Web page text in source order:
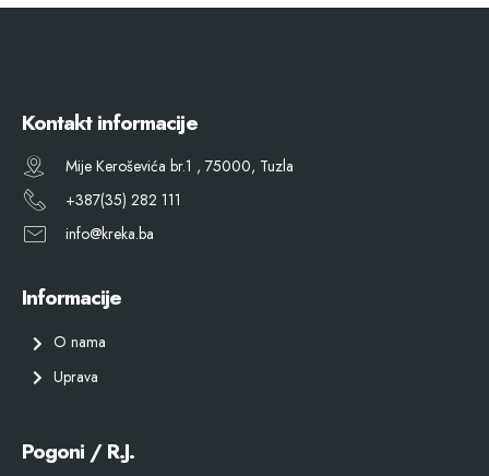
Kontakt informacije
Mije Keroševića br.1 , 75000, Tuzla
+387(35) 282 111
info@kreka.ba
Informacije
O nama
Uprava
Pogoni / R.J.